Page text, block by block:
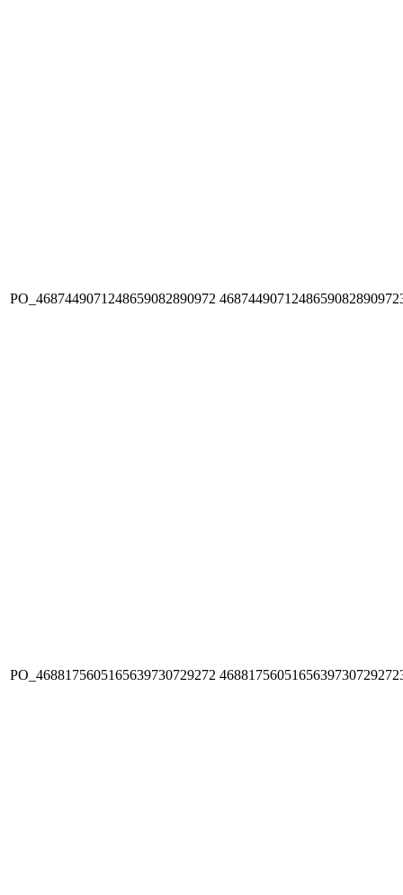
PO_4687449071248659082890972
PO_4688175605165639730729272